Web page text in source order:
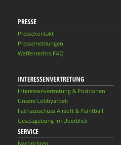
PRESSE
Pressekontakt
Pressemeldungen
Waffenrechts-FAQ
INTERESSENVERTRETUNG
Interessenvertretung & Positionen
Unsere Lobbyarbeit
Fachausschuss Airsoft & Paintball
Gesetzgebung im Überblick
SERVICE
Nachrichten